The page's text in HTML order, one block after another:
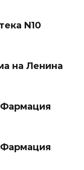
N10
на Ленина